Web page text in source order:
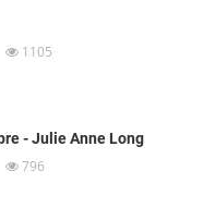
1105
- Julie Anne Long
796